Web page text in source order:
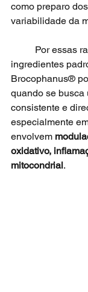
como preparo
variabilidade da
ingredientes
Brocophanus®
quando se busca
consistente e
especialmente
envolvem
oxidativo,
mitocondrial.